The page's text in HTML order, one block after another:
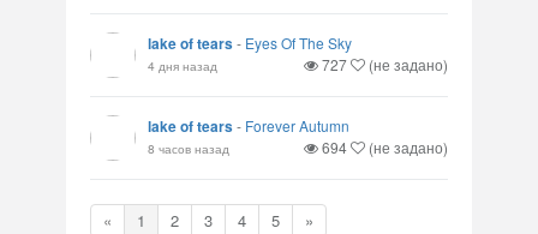
lake of tears- Eyes Of The Sky
4 дня назад 727 (не задано)
lake of tears- Forever Autumn
8 часов назад 694 (не задано)
« 1 2 3 4 5 »